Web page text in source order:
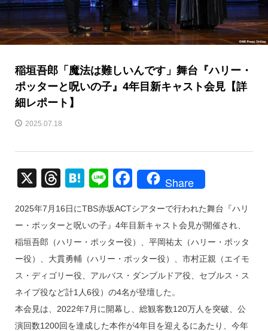
稲垣吾郎「魔法は難しいんです」舞台『ハリー・
ポッターと呪いの子』4年目新キャスト会見【詳
細レポート】
2025.07.18
X
T
e
a
d
s
H
e
n
a
Li
e
F
c
e
b
o
o
k
Share
2025年7月16日にTBS赤坂ACTシアターで行われた舞台『ハリ
ー・ポッターと呪いの子』4年目新キャスト会見が開催され、
稲垣吾郎（ハリー・ポッター役）、平岡祐太（ハリー・ポッタ
ー役）、大貫勇輔（ハリー・ポッター役）、市村正親（エイモ
ス・ディゴリー役、アルバス・ダンブルドア役、セブルス・ス
ネイプ役など計1人6役）の4名が登壇した。
本会見は、2022年7月に開幕し、総観客数120万人を突破、公
演回数1200回を達成した本作が4年目を迎えるにあたり、今年